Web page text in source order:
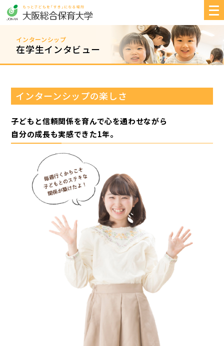
インターンシップ
在学生インタビュー
インターンシップの楽しさ
子どもと信頼関係を育んで心を通わせながら
自分の成長も実感できた1年。